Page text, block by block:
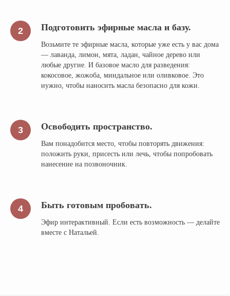
Подготовить эфирные масла и базу.
Возьмите те эфирные масла, которые уже есть у вас дома
— лаванда, лимон, мята, ладан, чайное дерево или
любые другие. И базовое масло для разведения:
кокосовое, жожоба, миндальное или оливковое. Это
нужно, чтобы наносить масла безопасно для кожи.
Освободить пространство.
Вам понадобится место, чтобы повторять движения:
положить руки, присесть или лечь, чтобы попробовать
нанесение на позвоночник.
Быть готовым пробовать.
Эфир интерактивный. Если есть возможность — делайте
вместе с Натальей.